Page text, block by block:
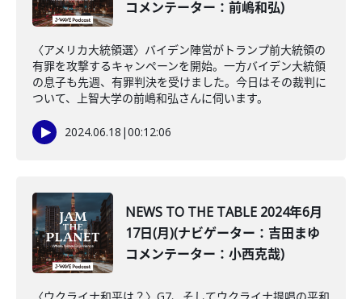
コメンテーター：前嶋和弘)
〈アメリカ大統領選〉バイデン陣営がトランプ前大統領の
有罪を攻撃するキャンペーンを開始。一方バイデン大統領
の息子も先週、有罪判決を受けました。今日はその裁判に
ついて、上智大学の前嶋和弘さんに伺います。
2024.06.18 |00:12:06
NEWS TO THE TABLE 2024年6月
17日(月)(ナビゲーター：吉田まゆ
コメンテーター：小西克哉)